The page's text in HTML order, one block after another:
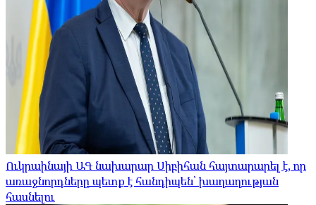
Ուկրաինայի ԱԳ նախարար Սիբիհան հայտարարել է, որ
առաջնորդները պետք է հանդիպեն՝ խաղաղության
հասնելու